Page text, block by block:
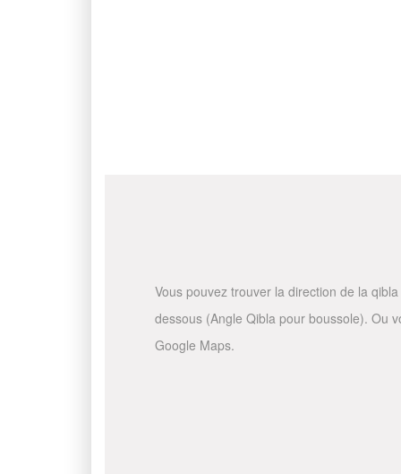
Vous pouvez trouver la direction de la
dessous (Angle Qibla pour boussole). Ou
Google Maps.